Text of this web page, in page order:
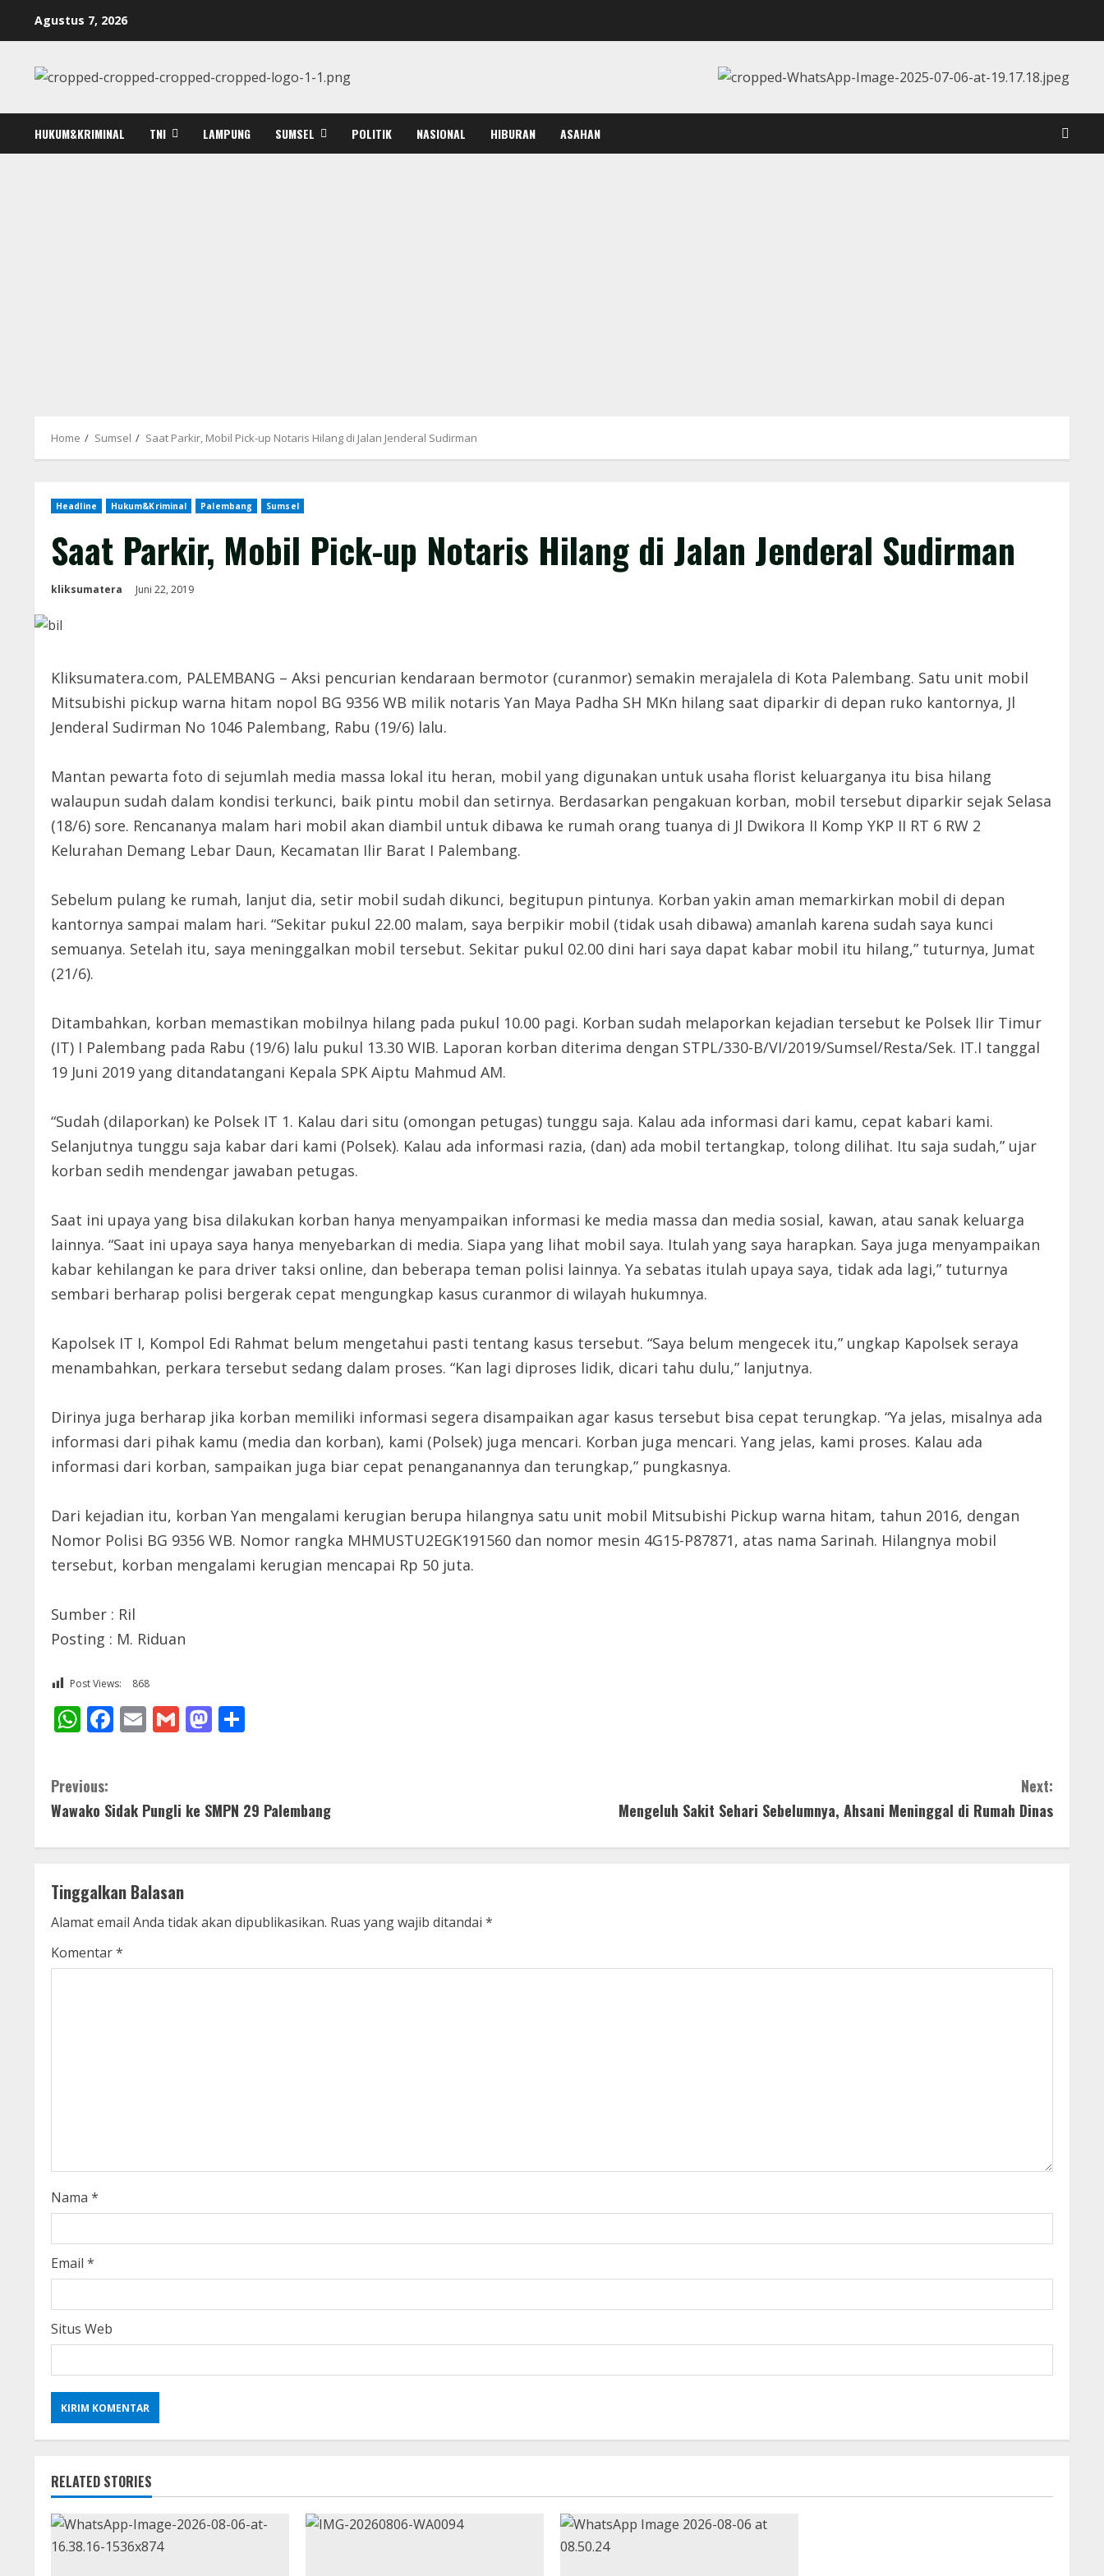
Agustus 7, 2026
HUKUM&KRIMINAL TNI LAMPUNG SUMSEL POLITIK NASIONAL HIBURAN ASAHAN
Home Sumsel Saat Parkir, Mobil Pick-up Notaris Hilang di Jalan Jenderal Sudirman
Headline Hukum&Kriminal Palembang Sumsel
Saat Parkir, Mobil Pick-up Notaris Hilang di Jalan Jenderal Sudirman
kliksumatera Juni 22, 2019
Kliksumatera.com, PALEMBANG – Aksi pencurian kendaraan bermotor (curanmor) semakin merajalela di Kota Palembang. Satu unit mobil
Mitsubishi pickup warna hitam nopol BG 9356 WB milik notaris Yan Maya Padha SH MKn hilang saat diparkir di depan ruko kantornya, Jl
Jenderal Sudirman No 1046 Palembang, Rabu (19/6) lalu.
Mantan pewarta foto di sejumlah media massa lokal itu heran, mobil yang digunakan untuk usaha florist keluarganya itu bisa hilang
walaupun sudah dalam kondisi terkunci, baik pintu mobil dan setirnya. Berdasarkan pengakuan korban, mobil tersebut diparkir sejak Selasa
(18/6) sore. Rencananya malam hari mobil akan diambil untuk dibawa ke rumah orang tuanya di Jl Dwikora II Komp YKP II RT 6 RW 2
Kelurahan Demang Lebar Daun, Kecamatan Ilir Barat I Palembang.
Sebelum pulang ke rumah, lanjut dia, setir mobil sudah dikunci, begitupun pintunya. Korban yakin aman memarkirkan mobil di depan
kantornya sampai malam hari. “Sekitar pukul 22.00 malam, saya berpikir mobil (tidak usah dibawa) amanlah karena sudah saya kunci
semuanya. Setelah itu, saya meninggalkan mobil tersebut. Sekitar pukul 02.00 dini hari saya dapat kabar mobil itu hilang,” tuturnya, Jumat
(21/6).
Ditambahkan, korban memastikan mobilnya hilang pada pukul 10.00 pagi. Korban sudah melaporkan kejadian tersebut ke Polsek Ilir Timur
(IT) I Palembang pada Rabu (19/6) lalu pukul 13.30 WIB. Laporan korban diterima dengan STPL/330-B/VI/2019/Sumsel/Resta/Sek. IT.I tanggal
19 Juni 2019 yang ditandatangani Kepala SPK Aiptu Mahmud AM.
“Sudah (dilaporkan) ke Polsek IT 1. Kalau dari situ (omongan petugas) tunggu saja. Kalau ada informasi dari kamu, cepat kabari kami.
Selanjutnya tunggu saja kabar dari kami (Polsek). Kalau ada informasi razia, (dan) ada mobil tertangkap, tolong dilihat. Itu saja sudah,” ujar
korban sedih mendengar jawaban petugas.
Saat ini upaya yang bisa dilakukan korban hanya menyampaikan informasi ke media massa dan media sosial, kawan, atau sanak keluarga
lainnya. “Saat ini upaya saya hanya menyebarkan di media. Siapa yang lihat mobil saya. Itulah yang saya harapkan. Saya juga menyampaikan
kabar kehilangan ke para driver taksi online, dan beberapa teman polisi lainnya. Ya sebatas itulah upaya saya, tidak ada lagi,” tuturnya
sembari berharap polisi bergerak cepat mengungkap kasus curanmor di wilayah hukumnya.
Kapolsek IT I, Kompol Edi Rahmat belum mengetahui pasti tentang kasus tersebut. “Saya belum mengecek itu,” ungkap Kapolsek seraya
menambahkan, perkara tersebut sedang dalam proses. “Kan lagi diproses lidik, dicari tahu dulu,” lanjutnya.
Dirinya juga berharap jika korban memiliki informasi segera disampaikan agar kasus tersebut bisa cepat terungkap. “Ya jelas, misalnya ada
informasi dari pihak kamu (media dan korban), kami (Polsek) juga mencari. Korban juga mencari. Yang jelas, kami proses. Kalau ada
informasi dari korban, sampaikan juga biar cepat penanganannya dan terungkap,” pungkasnya.
Dari kejadian itu, korban Yan mengalami kerugian berupa hilangnya satu unit mobil Mitsubishi Pickup warna hitam, tahun 2016, dengan
Nomor Polisi BG 9356 WB. Nomor rangka MHMUSTU2EGK191560 dan nomor mesin 4G15-P87871, atas nama Sarinah. Hilangnya mobil
tersebut, korban mengalami kerugian mencapai Rp 50 juta.
Sumber : Ril
Posting : M. Riduan
Post Views: 868
WhatsApp
Facebook
EmailGmailMastodon
C
o
n
t
i
n
d
i
n
g
Previous:
Wawako Sidak Pungli ke SMPN 29 Palembang
Next:
Mengeluh Sakit Sehari Sebelumnya, Ahsani Meninggal di Rumah Dinas
Tinggalkan Balasan
Alamat email Anda tidak akan dipublikasikan. Ruas yang wajib ditandai *
Komentar*
Nama *
Email *
Situs Web
RELATED STORIES